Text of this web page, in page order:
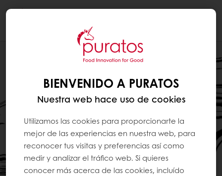
BIENVENIDO A PURATOS
Nuestra web hace uso de cookies
Utilizamos las cookies para proporcionarte la
mejor de las experiencias en nuestra web, para
reconocer tus visitas y preferencias así como
medir y analizar el tráfico web. Si quieres
conocer más acerca de las cookies, incluído